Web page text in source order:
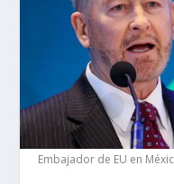
Embajador de EU en